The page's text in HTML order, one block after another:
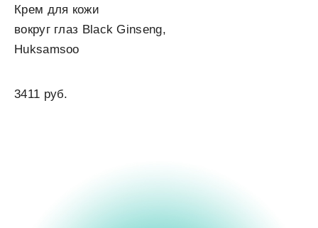
Крем для кожи
вокруг глаз Black Ginseng,
Huksamsoo
3411 руб.